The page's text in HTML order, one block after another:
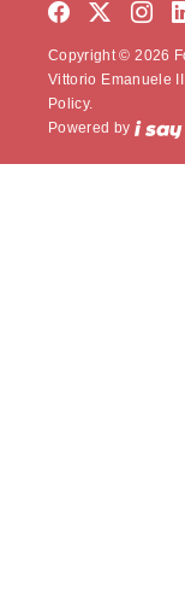
Copyright © 2026
Vittorio Emanuele
Policy.
Powered by